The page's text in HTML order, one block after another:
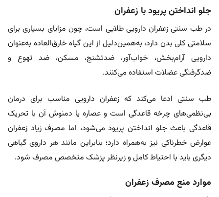
جلو انداختن پریود با زعفران
در طب سنتی زعفران دارویی طلایی است، چون مزایای بسیاری برای
سلامتی کلی بدن دارد، به‌همین‌دلیل از این گیاه خارق‌العاده به‌عنوان
دارویی آرام‌بخش، خواب‌آور، ضدتشنج، مسکن، ضد تهوع و
ضدگرفتگی عضلات استفاده می‌کنند.
طب سنتی ادعا می‌کند که زعفران دارویی مناسب برای درمان
بی‌نظمی‌های چرخه قاعدگی است و عصاره یا دمنوش آن با تحریک
قاعدگی باعث جلو انداختن پریود می‌شود، اما مصرف زیاد زعفران
عوارض خطرناکی نیز به‌همراه دارد؛ بنابراین مانند هر داروی گیاهی
دیگری باید با احتیاط کامل و زیرنظر پزشک متخصص مصرف شود.
موارد منع مصرف زعفران